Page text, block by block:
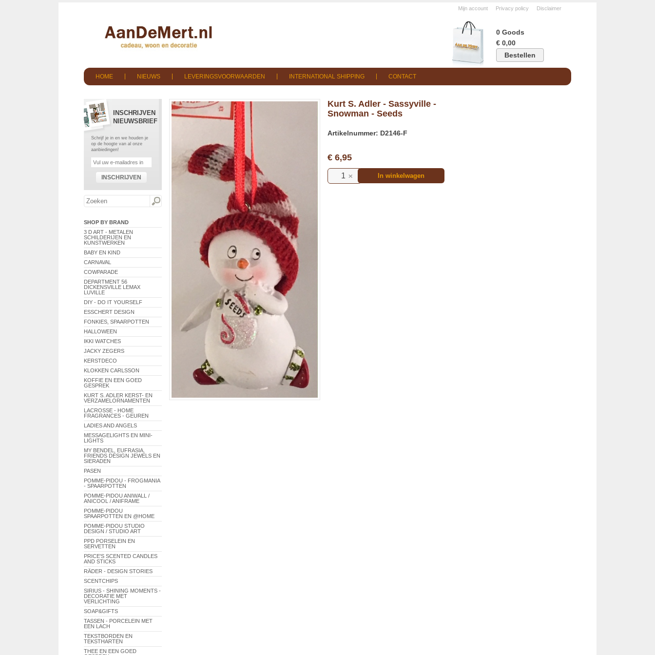
Mijn account Privacy policy Disclaimer
0 Goods
€ 0,00
Bestellen
HOME NIEUWS LEVERINGSVOORWAARDEN INTERNATIONAL SHIPPING CONTACT
INSCHRIJVEN
NIEUWSBRIEF
Schrijf je in en we houden je
op de hoogte van al onze
aanbiedingen!
INSCHRIJVEN
SHOP BY BRAND
3 D ART - METALEN
SCHILDERIJEN EN
KUNSTWERKEN
BABY EN KIND
CARNAVAL
COWPARADE
DEPARTMENT 56
DICKENSVILLE LEMAX
LUVILLE
DIY - DO IT YOURSELF
ESSCHERT DESIGN
FONKIES, SPAARPOTTEN
HALLOWEEN
IKKI WATCHES
JACKY ZEGERS
KERSTDECO
KLOKKEN CARLSSON
KOFFIE EN EEN GOED
GESPREK
KURT S. ADLER KERST- EN
VERZAMELORNAMENTEN
LACROSSE - HOME
FRAGRANCES - GEUREN
LADIES AND ANGELS
MESSAGELIGHTS EN MINI-
LIGHTS
MY BENDEL, EUFRASIA,
FRIENDS DESIGN JEWELS EN
SIERADEN
PASEN
POMME-PIDOU - FROGMANIA
- SPAARPOTTEN
POMME-PIDOU ANIWALL /
ANICOOL / ANIFRAME
POMME-PIDOU
SPAARPOTTEN EN @HOME
POMME-PIDOU STUDIO
DESIGN / STUDIO ART
PPD PORSELEIN EN
SERVETTEN
PRICE'S SCENTED CANDLES
AND STICKS
RÄDER - DESIGN STORIES
SCENTCHIPS
SIRIUS - SHINING MOMENTS -
DECORATIE MET
VERLICHTING
SOAP&GIFTS
TASSEN - PORCELEIN MET
EEN LACH
TEKSTBORDEN EN
TEKSTHARTEN
THEE EN EEN GOED
Kurt S. Adler - Sassyville -
Snowman - Seeds
Artikelnummer: D2146-F
€ 6,95
In winkelwagen